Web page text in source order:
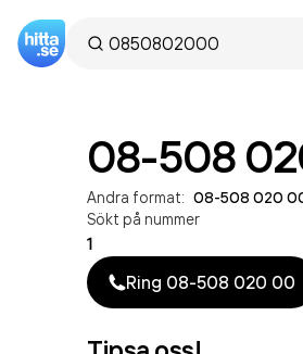
08-508
Andra format: 08-508 020
Sökt på nummer
1
Ring 08-508 020 00